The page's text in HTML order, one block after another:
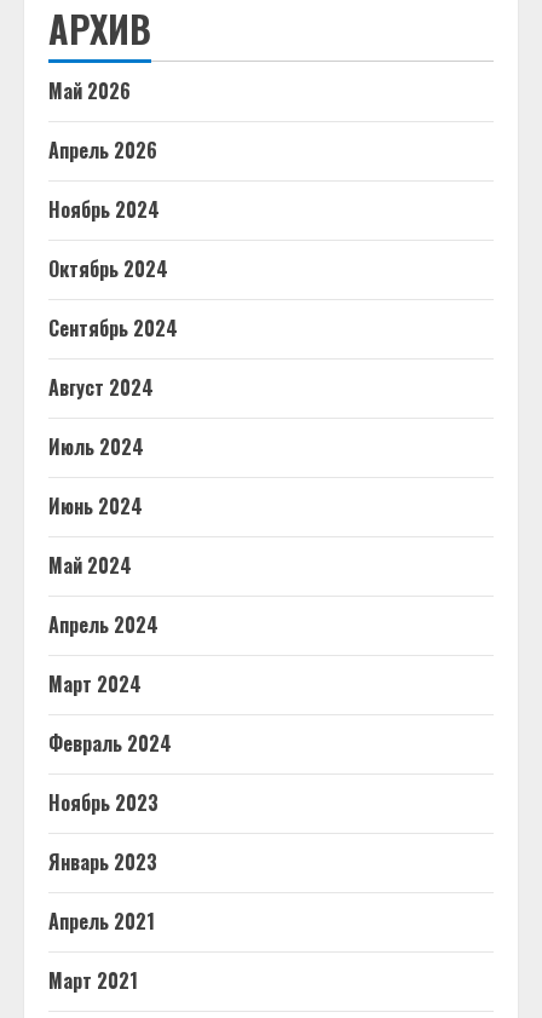
АРХИВ
Май 2026
Апрель 2026
Ноябрь 2024
Октябрь 2024
Сентябрь 2024
Август 2024
Июль 2024
Июнь 2024
Май 2024
Апрель 2024
Март 2024
Февраль 2024
Ноябрь 2023
Январь 2023
Апрель 2021
Март 2021